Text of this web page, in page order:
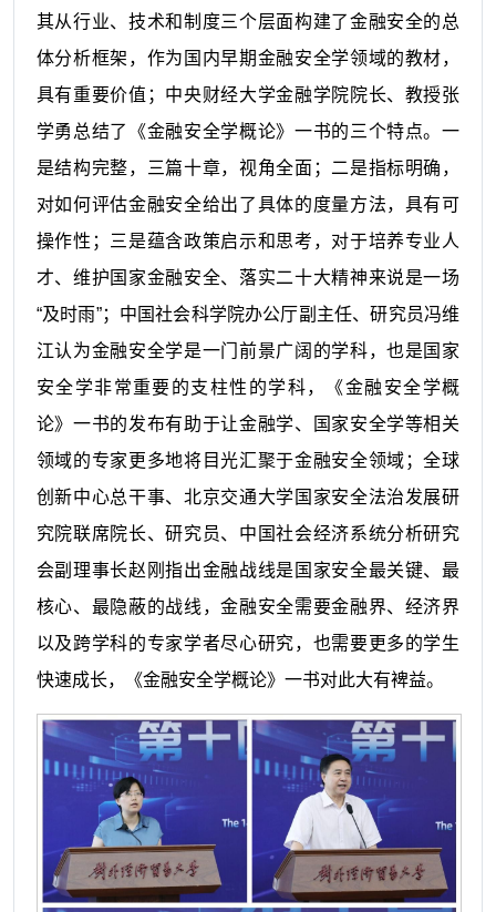
其从行业、技术和制度三个层面构建了金融安全的总
体分析框架，作为国内早期金融安全学领域的教材，
具有重要价值；中央财经大学金融学院院长、教授张
学勇总结了《金融安全学概论》一书的三个特点。一
是结构完整，三篇十章，视角全面；二是指标明确，
对如何评估金融安全给出了具体的度量方法，具有可
操作性；三是蕴含政策启示和思考，对于培养专业人
才、维护国家金融安全、落实二十大精神来说是一场
“及时雨”；中国社会科学院办公厅副主任、研究员冯维
江认为金融安全学是一门前景广阔的学科，也是国家
安全学非常重要的支柱性的学科，《金融安全学概
论》一书的发布有助于让金融学、国家安全学等相关
领域的专家更多地将目光汇聚于金融安全领域；全球
创新中心总干事、北京交通大学国家安全法治发展研
究院联席院长、研究员、中国社会经济系统分析研究
会副理事长赵刚指出金融战线是国家安全最关键、最
核心、最隐蔽的战线，金融安全需要金融界、经济界
以及跨学科的专家学者尽心研究，也需要更多的学生
快速成长，《金融安全学概论》一书对此大有裨益。